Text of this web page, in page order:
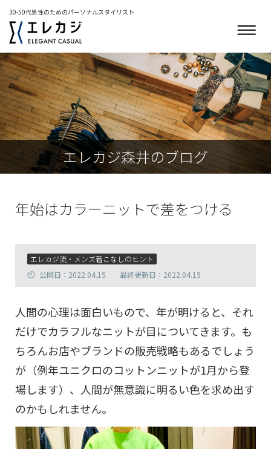
30-50代男性のためのパーソナルスタイリスト
エレカジ森井のブログ
年始はカラーニットで差をつける
エレカジ流・メンズ着こなしのヒント
公開日：2022.04.15
最終更新日：2022.04.15
人間の心理は面白いもので、年が明けると、それ
だけでカラフルなニットが目についてきます。も
ちろんお店やブランドの販売戦略もあるでしょう
が（例年ユニクロのコットンニットが1月から登
場します）、人間が無意識に明るい色を求め出す
のかもしれません。